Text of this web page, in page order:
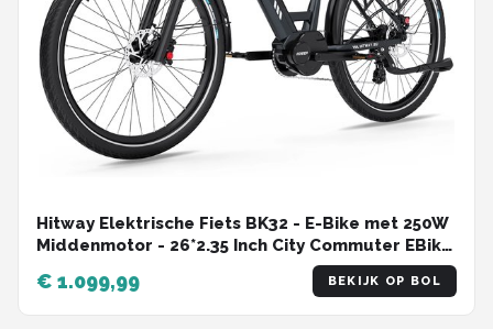
Hitway Elektrische Fiets BK32 - E-Bike met 250W
Middenmotor - 26*2.35 Inch City Commuter EBike
met Afneembare 36V 10.4Ah Lithium Batterij - 7
Versnellingen - IP54 Waterdicht
€ 1.099,99 BEKIJK OP BOL